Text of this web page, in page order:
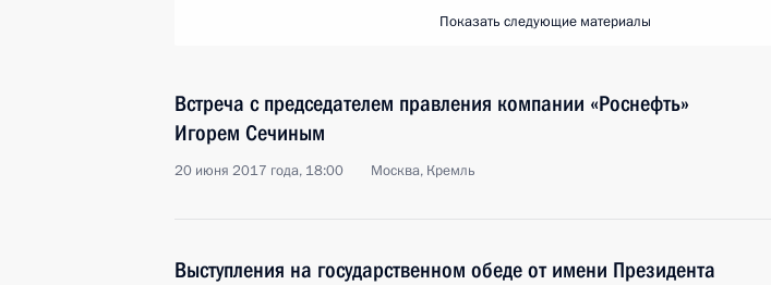
Показать следующие материалы
Встреча с председателем правления компании «Роснефть»
Игорем Сечиным
20 июня 2017 года, 18:00 Москва, Кремль
Выступления на государственном обеде от имени Президента